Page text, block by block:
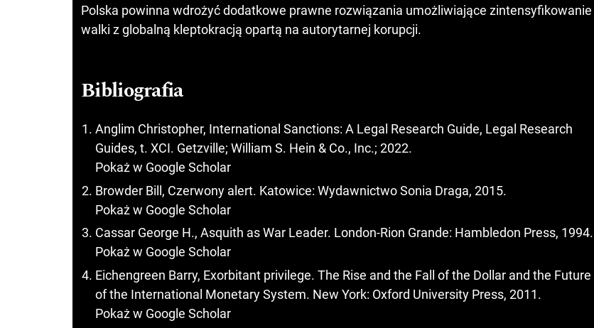
Polska powinna wdrożyć dodatkowe prawne rozwiązania umożliwiające zintensyfikowanie
walki z globalną kleptokracją opartą na autorytarnej korupcji.
Bibliografia
Anglim Christopher, International Sanctions: A Legal Research Guide, Legal Research
Guides, t. XCI. Getzville; William S. Hein & Co., Inc.; 2022.
Pokaż w Google Scholar
Browder Bill, Czerwony alert. Katowice: Wydawnictwo Sonia Draga, 2015.
Pokaż w Google Scholar
Cassar George H., Asquith as War Leader. London-Rion Grande: Hambledon Press, 1994.
Pokaż w Google Scholar
Eichengreen Barry, Exorbitant privilege. The Rise and the Fall of the Dollar and the Future
of the International Monetary System. New York: Oxford University Press, 2011.
Pokaż w Google Scholar